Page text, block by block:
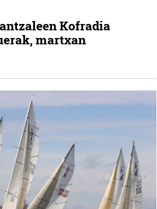
Kofradia
martxan